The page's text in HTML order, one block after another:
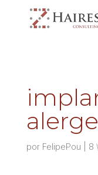
por FelipePou 8